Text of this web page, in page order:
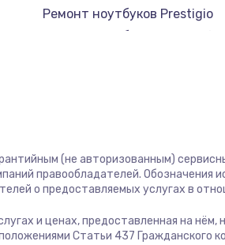
Ремонт ноутбуков Prestigio
Ремонт ноутбуков Microsoft
Ремонт ноутбуков Epson
Ремонт ноутбуков Philips
Ремонт ноутбуков Panasonic
(не авторизованным)
правообладателей.
о предоставляемых услугах в
и ценах, предоставленная на
Статьи 437 Гражданского